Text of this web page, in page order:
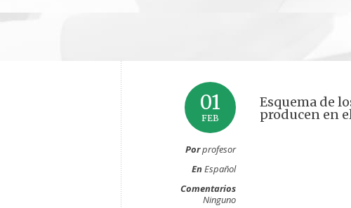
01
FEB
Porprofesor
EnEspañol
Comentarios
Ninguno
Esquema de
producen en